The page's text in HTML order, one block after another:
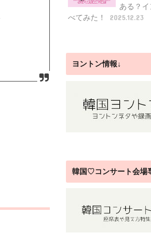
ある？
べてみた！
2025.12.23
ヨントン情報↓
韓国♡コンサート会場